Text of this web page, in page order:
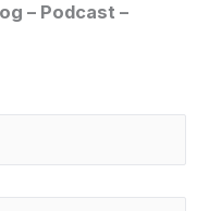
– Podcast –